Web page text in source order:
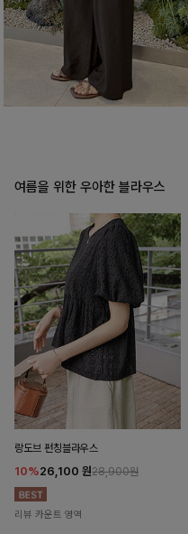
여름을 위한 우아한 블라우스
랑도브 펀칭블라우스
10%26,100 원28,900원
리뷰 카운트 영역